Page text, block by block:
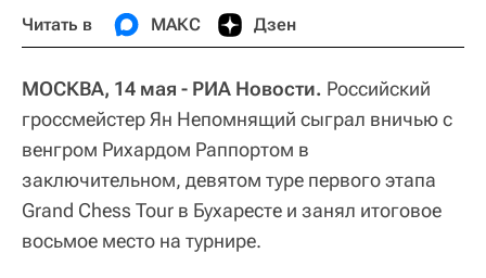
Читать в МАКС Дзен
МОСКВА, 14 мая - РИА Новости. Российский
гроссмейстер Ян Непомнящий сыграл вничью с
венгром Рихардом Раппортом в
заключительном, девятом туре первого этапа
Grand Chess Tour в Бухаресте и занял итоговое
восьмое место на турнире.